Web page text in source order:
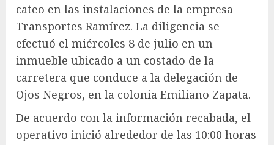
cateo en las instalaciones de la empresa
Transportes Ramírez. La diligencia se
efectuó el miércoles 8 de julio en un
inmueble ubicado a un costado de la
carretera que conduce a la delegación de
Ojos Negros, en la colonia Emiliano Zapata.
De acuerdo con la información recabada, el
operativo inició alrededor de las 10:00 horas